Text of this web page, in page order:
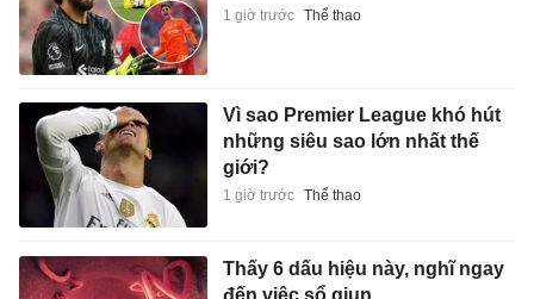
1 giờ trước Thể thao
Vì sao Premier League khó hút
những siêu sao lớn nhất thế
giới?
1 giờ trước Thể thao
Thấy 6 dấu hiệu này, nghĩ ngay
đến việc sổ giun